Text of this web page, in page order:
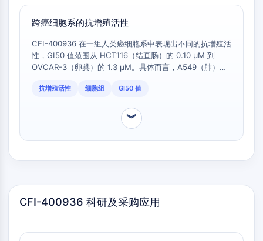
E3连接酶配体
E3连接酶配体-连接子共轭物
PROTAC连接子
细胞周期/DNA损伤
细胞周期/DNA损伤
免疫学/炎症
CD6
Nectin-4
跨癌细胞系的抗增殖活性
CFI-400936 在一组人类癌细胞系中表现出不同的抗增殖活
性，GI50 值范围从 HCT116（结直肠）的 0.10 μM 到
OVCAR-3（卵巢）的 1.3 μM。具体而言，A549（肺）的
SW620（结直肠）为 0.21 μM。这种敏感性差异可能反映
抗增殖活性 细胞组 GI50 值
︾
CFI-400936 科研及采购应用